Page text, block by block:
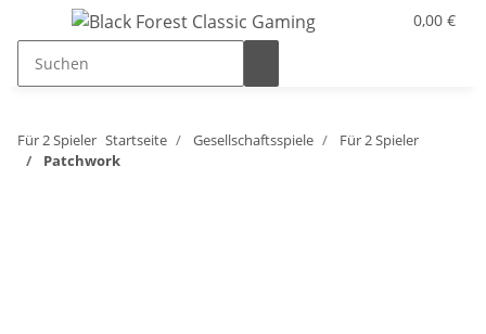
0,00 €
Für 2 Spieler Startseite Gesellschaftsspiele
Für 2 Spieler
Patchwork